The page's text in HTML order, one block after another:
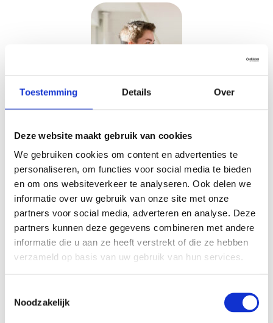
Toestemming Details Over
Deze website maakt gebruik van cookies
We gebruiken cookies om content en advertenties te
personaliseren, om functies voor social media te bieden
en om ons websiteverkeer te analyseren. Ook delen we
informatie over uw gebruik van onze site met onze
partners voor social media, adverteren en analyse. Deze
partners kunnen deze gegevens combineren met andere
informatie die u aan ze heeft verstrekt of die ze hebben
verzameld op basis van uw gebruik van hun services.
Noodzakelijk
Berlijn vond ik echt heel
leuk. Het is fantastisch
dat je met school naar
een stad buiten
Nederland gaat.
Aan het einde van het derde jaar maak je een